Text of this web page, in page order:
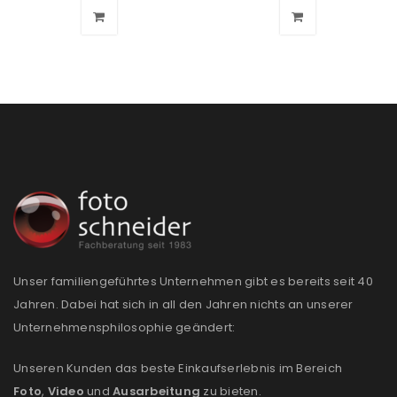
PASSWORT VERGESSEN?
REGISTRIEREN
Unser familiengeführtes Unternehmen gibt es bereits seit 40
Jahren. Dabei hat sich in all den Jahren nichts an unserer
Unternehmensphilosophie geändert:
Unseren Kunden das beste Einkaufserlebnis im Bereich
Foto, Video und Ausarbeitung zu bieten.